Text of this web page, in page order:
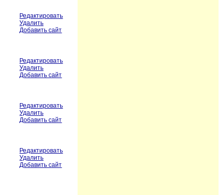
Редактировать
Удалить
Добавить сайт
Редактировать
Удалить
Добавить сайт
Редактировать
Удалить
Добавить сайт
Редактировать
Удалить
Добавить сайт